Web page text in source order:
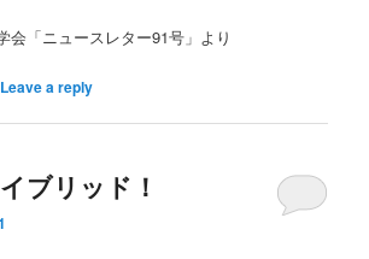
会「ニュースレター91号」より
Leave a reply
ブリッド！